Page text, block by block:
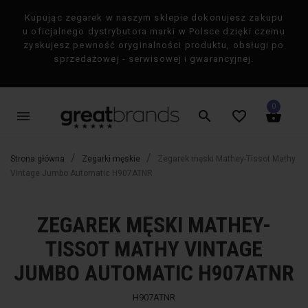
Kupując zegarek w naszym sklepie dokonujesz zakupu
u oficjalnego dystrybutora marki w Polsce dzięki czemu
zyskujesz pewność oryginalności produktu, obsługi po
sprzedażowej - serwisowej i gwarancyjnej.
menu shopping_basket
0
favorite_border
search
×
Strona główna Zegarki męskie
Zegarek męski Mathey-Tissot Mathy
Vintage Jumbo Automatic H907ATNR
ZEGAREK MĘSKI MATHEY-
TISSOT MATHY VINTAGE
JUMBO AUTOMATIC H907ATNR
H907ATNR
-50% favorite_border -50%